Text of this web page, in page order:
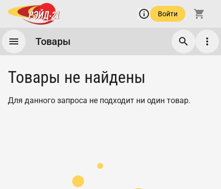
Войти
Товары
Товары не найдены
Для данного запроса не подходит ни один товар.